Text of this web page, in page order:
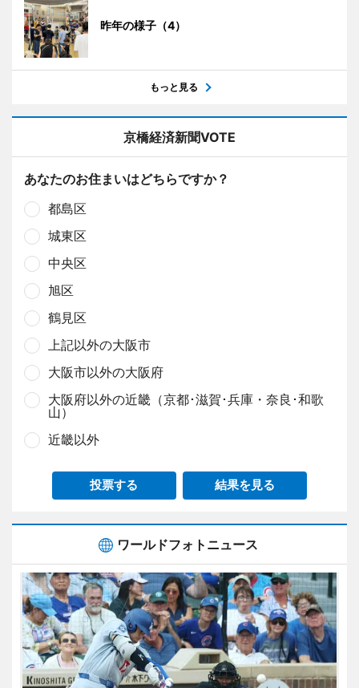
昨年の様子（4）
もっと見る
京橋経済新聞VOTE
あなたのお住まいはどちらですか？
都島区
城東区
中央区
旭区
鶴見区
上記以外の大阪市
大阪市以外の大阪府
大阪府以外の近畿（京都･滋賀･兵庫・奈良･和歌
山）
近畿以外
投票する 結果を見る
ワールドフォトニュース